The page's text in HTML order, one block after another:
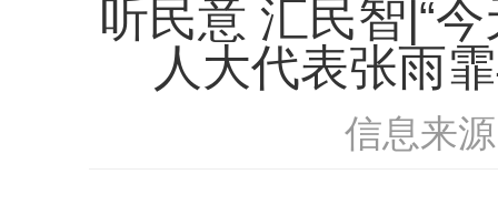
听民意 汇民智|“
人大代表张雨
信息来